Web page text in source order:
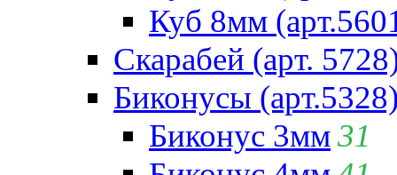
Куб 8мм
Скарабей (арт.
Биконусы
Биконус 3мм31